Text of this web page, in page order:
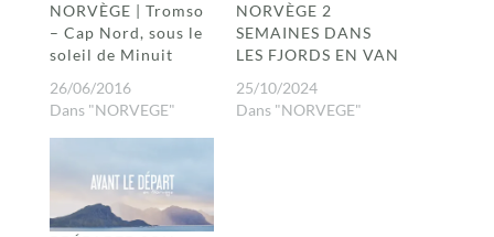
NORVÈGE | Tromso
– Cap Nord, sous le
soleil de Minuit
26/06/2016
Dans "NORVEGE"
NORVÈGE 2
SEMAINES DANS
LES FJORDS EN VAN
25/10/2024
Dans "NORVEGE"